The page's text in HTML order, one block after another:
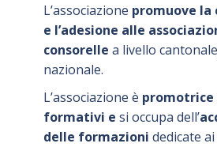
L’associazione promuove la
e l’adesione alle
consorelle a livello
nazionale.
L’associazione è
formativi e si occupa dell’
delle formazioni dedicate